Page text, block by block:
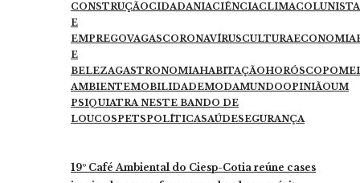
CONSTRUÇÃOCIDADANIACIÊNCIACLIMA
E
EMPREGOVAGASCORONAVÍRUSCULTURAECONOMIA
E
BELEZAGASTRONOMIAHABITAÇÃOHORÓSCOPO
AMBIENTEMOBILIDADEMODAMUNDOOPINIÃOUM
PSIQUIATRA NESTE BANDO DE
LOUCOSPETSPOLÍTICASAÚDESEGURANÇA
19º Café Ambiental do Ciesp-Cotia reúne cases